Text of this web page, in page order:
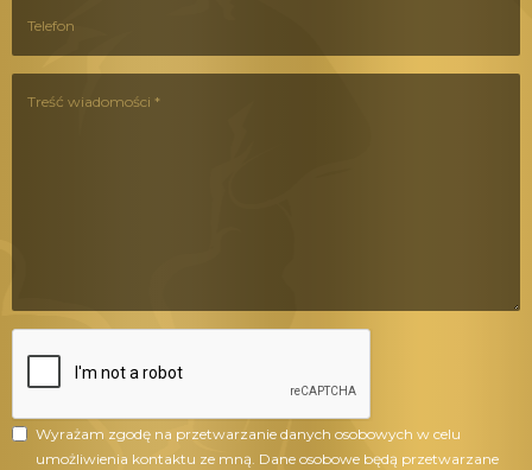
Wyrażam zgodę na przetwarzanie danych osobowych w celu
umożliwienia kontaktu ze mną. Dane osobowe będą przetwarzane